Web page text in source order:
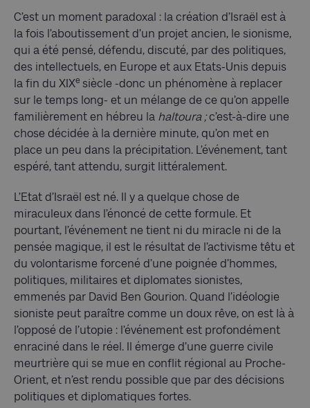
C’est un moment paradoxal : la création d’Israël est à
la fois l’aboutissement d’un projet ancien, le sionisme,
qui a été pensé, défendu, discuté, par des politiques,
des intellectuels, en Europe et aux Etats-Unis depuis
la fin du XIXe siècle -donc un phénomène à replacer
sur le temps long- et un mélange de ce qu’on appelle
familièrement en hébreu la haltoura ;c’est-à-dire une
chose décidée à la dernière minute, qu’on met en
place un peu dans la précipitation. L’événement, tant
espéré, tant attendu, surgit littéralement.
L’Etat d’Israël est né. Il y a quelque chose de
miraculeux dans l’énoncé de cette formule. Et
pourtant, l’événement ne tient ni du miracle ni de la
pensée magique, il est le résultat de l’activisme têtu et
du volontarisme forcené d’une poignée d’hommes,
politiques, militaires et diplomates sionistes,
emmenés par David Ben Gourion. Quand l’idéologie
sioniste peut paraître comme un doux rêve, on est là à
l’opposé de l’utopie : l’événement est profondément
enraciné dans le réel. Il émerge d’une guerre civile
meurtrière qui se mue en conflit régional au Proche-
Orient, et n’est rendu possible que par des décisions
politiques et diplomatiques fortes.